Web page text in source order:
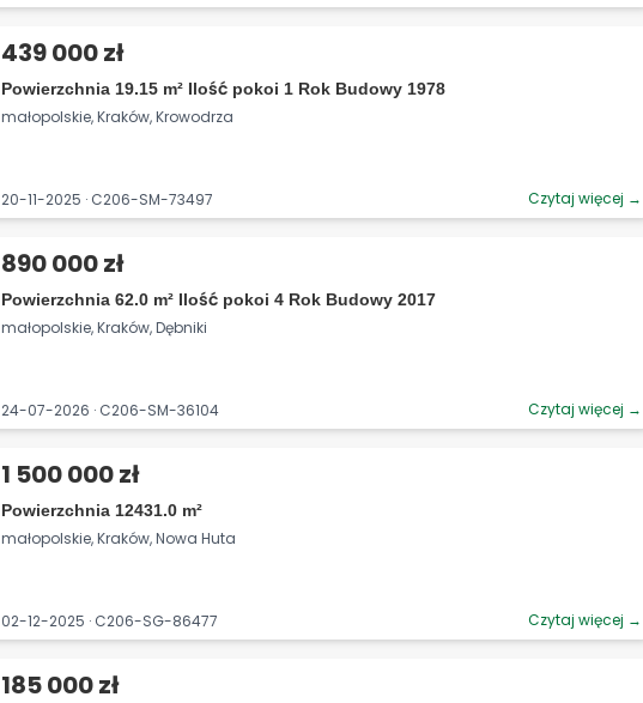
439 000 zł
Powierzchnia 19.15 m² Ilość pokoi 1 Rok Budowy 1978
małopolskie, Kraków, Krowodrza
20-11-2025 · C206-SM-73497 Czytaj więcej →
890 000 zł
Powierzchnia 62.0 m² Ilość pokoi 4 Rok Budowy 2017
małopolskie, Kraków, Dębniki
24-07-2026 · C206-SM-36104 Czytaj więcej →
1 500 000 zł
Powierzchnia 12431.0 m²
małopolskie, Kraków, Nowa Huta
02-12-2025 · C206-SG-86477 Czytaj więcej →
185 000 zł